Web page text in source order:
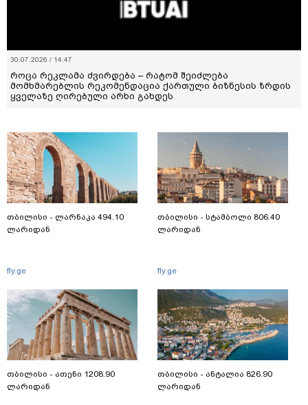
30.07.2026 / 14:47
როცა რეკლამა ძვირდება – რატომ შეიძლება
მომხმარებლის რეკომენდაცია ქართული ბიზნესის ზრდის
ყველაზე ღირებული არხი გახდეს
თბილისი - ლარნაკა 494.10
ლარიდან
fly.ge
თბილისი - ათენი 1208.90
ლარიდან
თბილისი - სტამბოლი 806.40
ლარიდან
fly.ge
თბილისი - ანტალია 826.90
ლარიდან